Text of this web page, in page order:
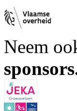
Neem